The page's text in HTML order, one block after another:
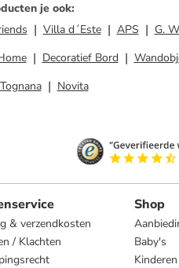
je ook:
Villa d´Este APS G.
Decoratief Bord
Tognana Novita
& verzendkosten
/ Klachten
Shop
Baby's
Kinderen